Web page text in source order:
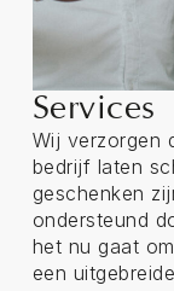
Services
Wij verzorgen
bedrijf laten
geschenken
ondersteund
het nu gaat
een